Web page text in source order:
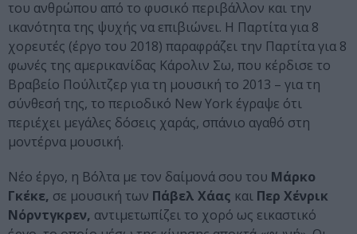
του ανθρώπου από το φυσικό περιβάλλον και την
ικανότητα της ψυχής να επιβιώνει. Η Παρτίτα για 8
χορευτές (έργο του 2018) παραφράζει την Παρτίτα για 8
φωνές της αμερικανίδας Κάρολιν Σω, που κέρδισε το
Βραβείο Πούλιτζερ για τη μουσική το 2013 – για τη
σύνθεσή της, το περιοδικό New York έγραψε ότι
περιέχει μεγάλες δόσεις χαράς, σπάνιο αγαθό στη
μοντέρνα μουσική.
Νέο έργο, η Βόλτα με τον δαίμονά σου του Μάρκο
Γκέκε, σε μουσική των Πάβελ Χάας και Περ Χένρικ
Νόρντγκρεν, αντιμετωπίζει το χορό ως εικαστικό